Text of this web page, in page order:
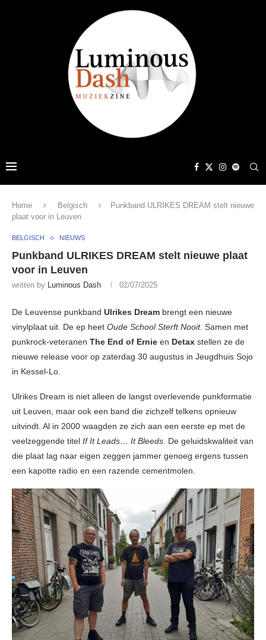
Home Belgisch
Punkband ULRIKES DREAM stelt nieuwe
plaat voor in Leuven
BELGISCH NIEUWS
Punkband ULRIKES DREAM stelt nieuwe plaat
voor in Leuven
written by Luminous Dash 02/07/2025
De Leuvense punkband Ulrikes Dream brengt een nieuwe
vinylplaat uit. De ep heet Oude School Sterft Nooit. Samen met
punkrock-veteranen The End of Ernie en Detax stellen ze de
nieuwe release voor op zaterdag 30 augustus in Jeugdhuis Sojo
in Kessel-Lo.
Ulrikes Dream is niet alleen de langst overlevende punkformatie
uit Leuven, maar ook een band die zichzelf telkens opnieuw
uitvindt. Al in 2000 waagden ze zich aan een eerste ep met de
veelzeggende titel If It Leads… It Bleeds. De geluidskwaliteit van
die plaat lag naar eigen zeggen jammer genoeg ergens tussen
een kapotte radio en een razende cementmolen.